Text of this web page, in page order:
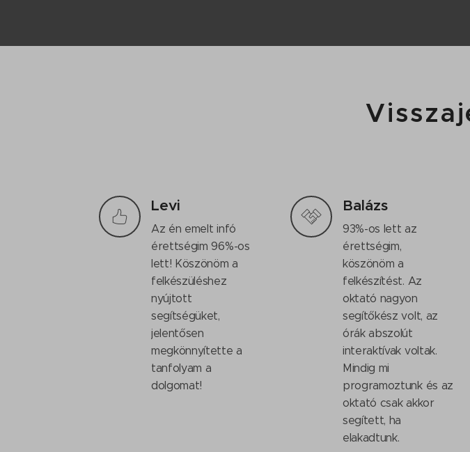
Levi
Az én emelt infó
érettségim 96%-os
lett! Köszönöm a
felkészüléshez
nyújtott
segítségüket,
jelentősen
megkönnyítette a
tanfolyam a
dolgomat!
Balázs
93%-os lett az
érettségim,
köszönöm a
felkészítést. Az
oktató nagyon
segítőkész volt, az
órák abszolút
interaktívak voltak.
Mindig mi
programoztunk és az
oktató csak akkor
segített, ha
elakadtunk.